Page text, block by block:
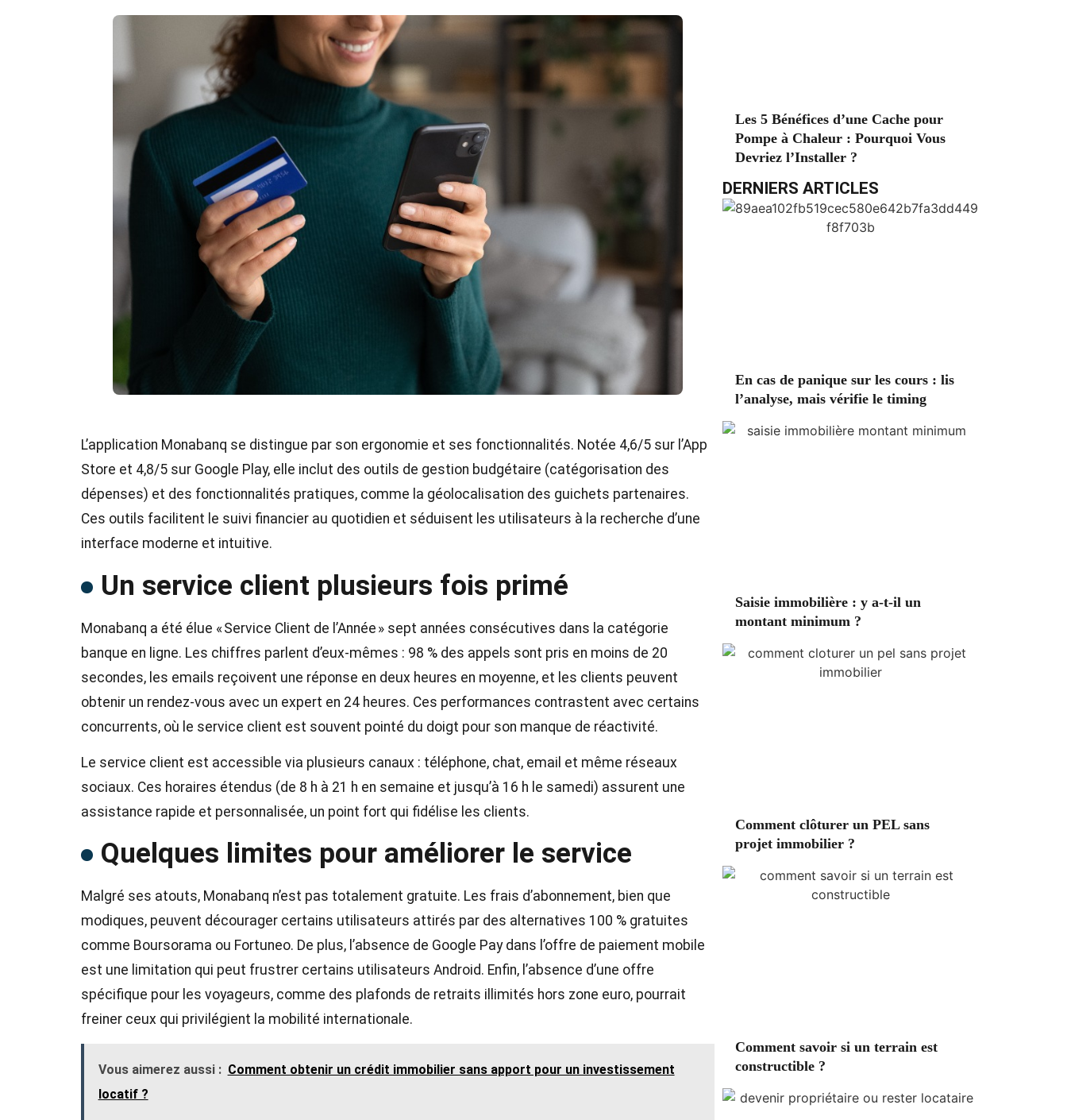
L’application Monabanq se distingue par son ergonomie et ses fonctionnalités. Notée 4,6/5 sur l’App
Store et 4,8/5 sur Google Play, elle inclut des outils de gestion budgétaire (catégorisation des
dépenses) et des fonctionnalités pratiques, comme la géolocalisation des guichets partenaires.
Ces outils facilitent le suivi financier au quotidien et séduisent les utilisateurs à la recherche d’une
interface moderne et intuitive​.
Un service client plusieurs fois primé
Monabanq a été élue « Service Client de l’Année » sept années consécutives dans la catégorie
banque en ligne. Les chiffres parlent d’eux-mêmes : 98 % des appels sont pris en moins de 20
secondes, les emails reçoivent une réponse en deux heures en moyenne, et les clients peuvent
obtenir un rendez-vous avec un expert en 24 heures. Ces performances contrastent avec certains
concurrents, où le service client est souvent pointé du doigt pour son manque de réactivité​.
Le service client est accessible via plusieurs canaux : téléphone, chat, email et même réseaux
sociaux. Ces horaires étendus (de 8 h à 21 h en semaine et jusqu’à 16 h le samedi) assurent une
assistance rapide et personnalisée, un point fort qui fidélise les clients.
Quelques limites pour améliorer le service
Malgré ses atouts, Monabanq n’est pas totalement gratuite. Les frais d’abonnement, bien que
modiques, peuvent décourager certains utilisateurs attirés par des alternatives 100 % gratuites
comme Boursorama ou Fortuneo. De plus, l’absence de Google Pay dans l’offre de paiement mobile
est une limitation qui peut frustrer certains utilisateurs Android. Enfin, l’absence d’une offre
spécifique pour les voyageurs, comme des plafonds de retraits illimités hors zone euro, pourrait
freiner ceux qui privilégient la mobilité internationale.
Vous aimerez aussi : Comment obtenir un crédit immobilier sans apport pour un investissement
locatif ?
Les 5 Bénéfices d’une Cache pour
Pompe à Chaleur : Pourquoi Vous
Devriez l’Installer ?
DERNIERS ARTICLES
En cas de panique sur les cours : lis
l’analyse, mais vérifie le timing
Saisie immobilière : y a-t-il un
montant minimum ?
Comment clôturer un PEL sans
projet immobilier ?
Comment savoir si un terrain est
constructible ?